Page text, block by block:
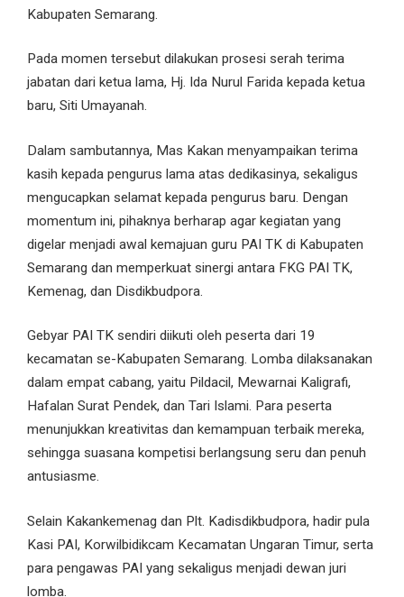
Kabupaten Semarang.
Pada momen tersebut dilakukan prosesi serah terima
jabatan dari ketua lama, Hj. Ida Nurul Farida kepada ketua
baru, Siti Umayanah.
Dalam sambutannya, Mas Kakan menyampaikan terima
kasih kepada pengurus lama atas dedikasinya, sekaligus
mengucapkan selamat kepada pengurus baru. Dengan
momentum ini, pihaknya berharap agar kegiatan yang
digelar menjadi awal kemajuan guru PAI TK di Kabupaten
Semarang dan memperkuat sinergi antara FKG PAI TK,
Kemenag, dan Disdikbudpora.
Gebyar PAI TK sendiri diikuti oleh peserta dari 19
kecamatan se-Kabupaten Semarang. Lomba dilaksanakan
dalam empat cabang, yaitu Pildacil, Mewarnai Kaligrafi,
Hafalan Surat Pendek, dan Tari Islami. Para peserta
menunjukkan kreativitas dan kemampuan terbaik mereka,
sehingga suasana kompetisi berlangsung seru dan penuh
antusiasme.
Selain Kakankemenag dan Plt. Kadisdikbudpora, hadir pula
Kasi PAI, Korwilbidikcam Kecamatan Ungaran Timur, serta
para pengawas PAI yang sekaligus menjadi dewan juri
lomba.